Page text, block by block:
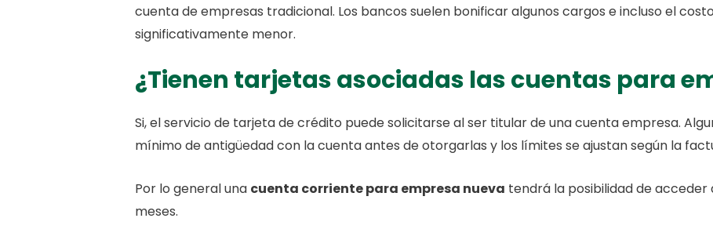
cuenta de empresas tradicional. Los bancos suelen bonificar algunos cargos e incluso el
significativamente menor.
¿Tienen tarjetas asociadas las cuentas para
Si, el servicio de tarjeta de crédito puede solicitarse al ser titular de una cuenta empresa.
mínimo de antigüedad con la cuenta antes de otorgarlas y los límites se ajustan según la
Por lo general una cuenta corriente para empresa nueva tendrá la posibilidad de acceder
meses.